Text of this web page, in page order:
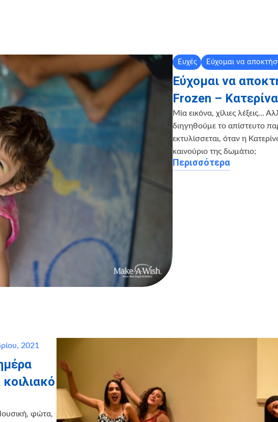
Ευχές Εύχομαι να
Εύχομαι να
Frozen –
Μία εικόνα, χίλιες λέξεις…
διηγηθούμε το απίστευτο
εκτυλίσσεται, όταν η
καινούριο της δωμάτιο;
Περισσότερα
2021
φώτα,